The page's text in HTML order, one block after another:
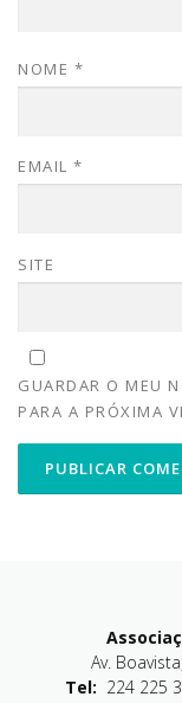
NOME *
EMAIL *
SITE
GUARDAR O MEU
PARA A PRÓXIMA
Av.
Tel: 224 225